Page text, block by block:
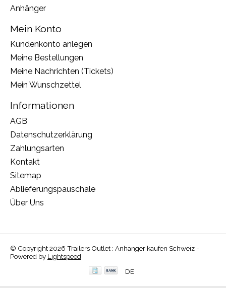
Anhänger
Mein Konto
Kundenkonto anlegen
Meine Bestellungen
Meine Nachrichten (Tickets)
Mein Wunschzettel
Informationen
AGB
Datenschutzerklärung
Zahlungsarten
Kontakt
Sitemap
Ablieferungspauschale
Über Uns
© Copyright 2026 Trailers Outlet : Anhänger kaufen Schweiz -
Powered by Lightspeed
DE